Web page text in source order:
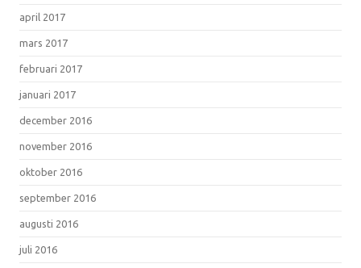
april 2017
mars 2017
februari 2017
januari 2017
december 2016
november 2016
oktober 2016
september 2016
augusti 2016
juli 2016